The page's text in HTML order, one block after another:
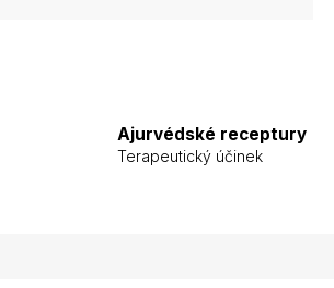
Ajurvédské receptury
Terapeutický účinek